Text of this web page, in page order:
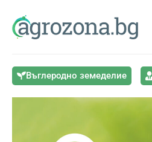
Въглеродно земеделие